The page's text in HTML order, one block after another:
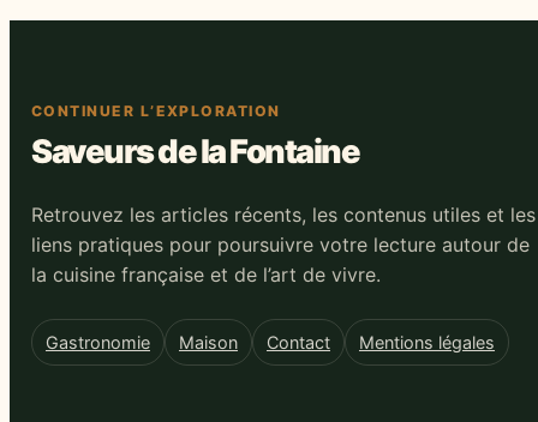
CONTINUER L’EXPLORATION
Saveurs de la Fontaine
Retrouvez les articles récents, les contenus utiles et les
liens pratiques pour poursuivre votre lecture autour de
la cuisine française et de l’art de vivre.
Gastronomie Maison Contact Mentions légales